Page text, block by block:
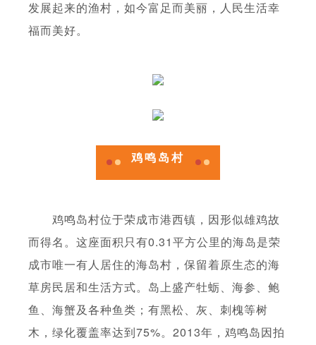
发展起来的渔村，如今富足而美丽，人民生活幸
福而美好。
鸡鸣岛村
鸡鸣岛村位于荣成市港西镇，因形似雄鸡故
而得名。这座面积只有0.31平方公里的海岛是荣
成市唯一有人居住的海岛村，保留着原生态的海
草房民居和生活方式。岛上盛产牡蛎、海参、鲍
鱼、海蟹及各种鱼类；有黑松、灰、刺槐等树
木，绿化覆盖率达到75%。2013年，鸡鸣岛因拍